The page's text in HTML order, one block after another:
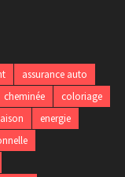
assurance auto
cheminée
coloriage
energie